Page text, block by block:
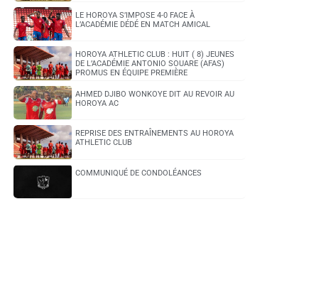
LE HOROYA S’IMPOSE 4-0 FACE À
L’ACADÉMIE DÉDÉ EN MATCH AMICAL
HOROYA ATHLETIC CLUB : HUIT ( 8) JEUNES
DE L’ACADÉMIE ANTONIO SOUARE (AFAS)
PROMUS EN ÉQUIPE PREMIÈRE
AHMED DJIBO WONKOYE DIT AU REVOIR AU
HOROYA AC
REPRISE DES ENTRAÎNEMENTS AU HOROYA
ATHLETIC CLUB
COMMUNIQUÉ DE CONDOLÉANCES